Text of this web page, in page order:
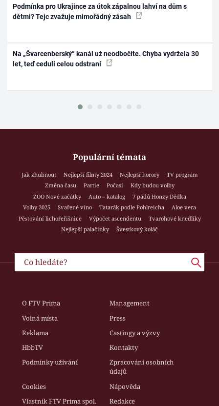
Podmínka pro Ukrajince za útok zápalnou lahví na dům s
dětmi? Tejc zvažuje mimořádný zásah
Na „Švarcenberský“ kanál už neodbočíte. Chyba vydržela 30
let, teď ceduli celou odstraní
Populární témata
Jak zhubnout Nejlepší filmy 2024 Nejlepší horory
TV program
Změna času
Partie Počasí
Kdy budou volby
ZOO Nové začátky
Auto – katalog
7 pádů Honzy Dědka
Volby 2025
Svařené víno Tatarák podle Pohlreicha
Aloe vera
Pěstování lichořeřišnice
Výpočet ascendentu
Tvarohové knedlíky
Nejlepší palačinky
Švestkový koláč
O FTV Prima
Management
Volná místa
Press
Reklama
Castingy a výzvy
HbbTV
Kontakty
Podmínky užívání
Zpracování osobních
údajů
Cookies
Nápověda
Vlastník FTV Prima spol.
Redakce